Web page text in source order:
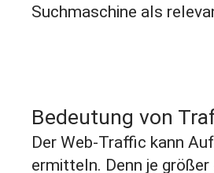
Suchmaschine als
Bedeutung von
Der Web-Traffic kann
ermitteln. Denn je